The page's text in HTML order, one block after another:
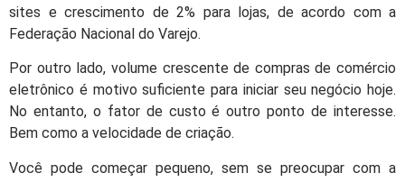
sites e crescimento de 2% para lojas, de acordo com a
Federação Nacional do Varejo.
Por outro lado, volume crescente de compras de comércio
eletrônico é motivo suficiente para iniciar seu negócio hoje.
No entanto, o fator de custo é outro ponto de interesse.
Bem como a velocidade de criação.
Você pode começar pequeno, sem se preocupar com a